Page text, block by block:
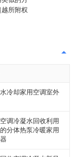
所附权
冷却家用空调室外
调冷凝水回收利用
分体热泵冷暖家用